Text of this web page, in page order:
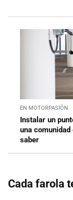
EN MOTORPASIÓN
Instalar un
una
saber
Cada farola